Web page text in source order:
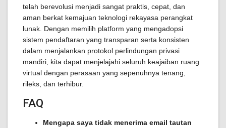
telah berevolusi menjadi sangat praktis, cepat, dan
aman berkat kemajuan teknologi rekayasa perangkat
lunak. Dengan memilih platform yang mengadopsi
sistem pendaftaran yang transparan serta konsisten
dalam menjalankan protokol perlindungan privasi
mandiri, kita dapat menjelajahi seluruh keajaiban ruang
virtual dengan perasaan yang sepenuhnya tenang,
rileks, dan terhibur.
FAQ
Mengapa saya tidak menerima email tautan